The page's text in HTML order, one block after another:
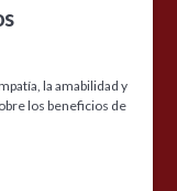
la amabilidad y
los beneficios de